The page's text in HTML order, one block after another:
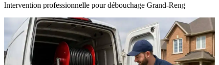
Intervention professionnelle pour débouchage Grand-Reng